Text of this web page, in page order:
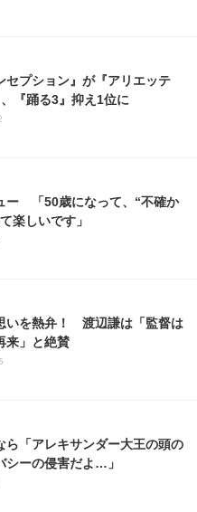
プション』が『アリエッテ
『踊る3』抑え1位に
ー 「50歳になって、“不確か
楽しいです」
いを熱弁！ 渡辺謙は「監督は
来」と絶賛
ら「アレキサンダー大王の頭の
シーの侵害だよ…」